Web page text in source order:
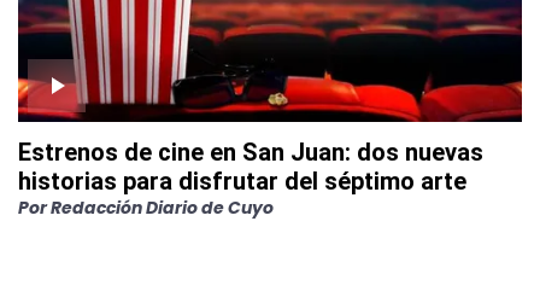
Estrenos de cine en San Juan: dos nuevas
historias para disfrutar del séptimo arte
PorRedacción Diario de Cuyo